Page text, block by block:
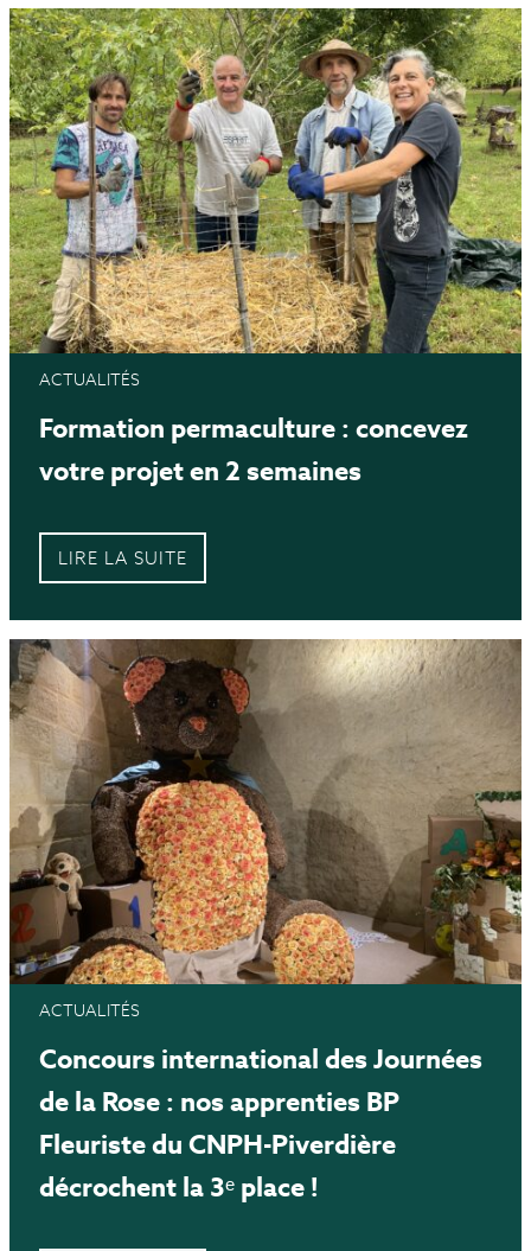
ACTUALITÉS
Formation permaculture : concevez
votre projet en 2 semaines
LIRE LA SUITE
ACTUALITÉS
Concours international des Journées
de la Rose : nos apprenties BP
Fleuriste du CNPH-Piverdière
décrochent la 3ᵉ place !